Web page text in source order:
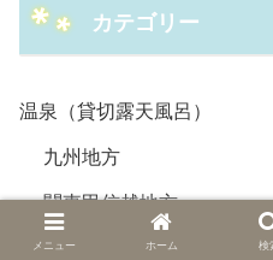
カテゴリー
温泉（貸切露天風呂）
九州地方
関東甲信越地方
空港周辺ホテル
メニュー ホーム 検